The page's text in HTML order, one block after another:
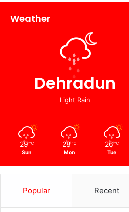
Weather
Dehradun
Light Rain
29 ℃
Sun
28 ℃
Mon
26 ℃
Tue
Popular Recent